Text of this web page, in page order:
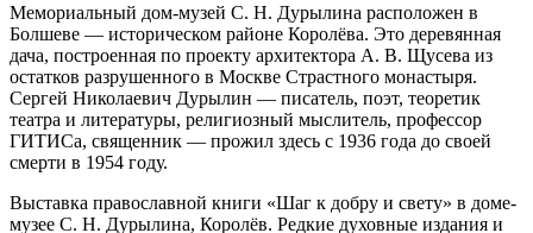
Мемориальный дом-музей С. Н. Дурылина расположен в
Болшеве — историческом районе Королёва. Это деревянная
дача, построенная по проекту архитектора А. В. Щусева из
остатков разрушенного в Москве Страстного монастыря.
Сергей Николаевич Дурылин — писатель, поэт, теоретик
театра и литературы, религиозный мыслитель, профессор
ГИТИСа, священник — прожил здесь с 1936 года до своей
смерти в 1954 году.
Выставка православной книги «Шаг к добру и свету» в доме-
музее С. Н. Дурылина, Королёв. Редкие духовные издания и